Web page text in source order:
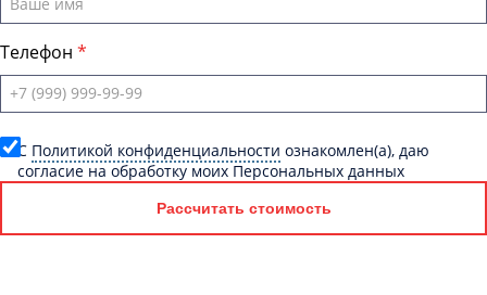
Телефон
C Политикой конфиденциальности ознакомлен(а), даю
согласие на обработку моих Персональных данных
Рассчитать стоимость